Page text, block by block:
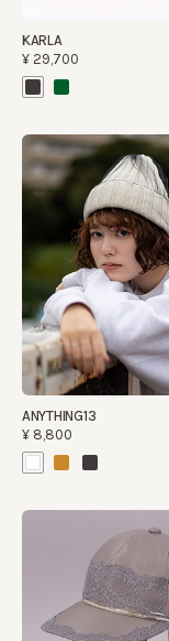
KARLA
¥29,700
ANYTHING13
¥8,800